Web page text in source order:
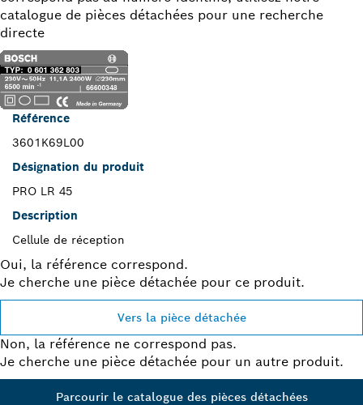
catalogue de pièces détachées pour une recherche
directe
Référence
3601K69L00
Désignation du produit
PRO LR 45
Description
Cellule de réception
Oui, la référence correspond.
Je cherche une pièce détachée pour ce produit.
Vers la pièce détachée
Non, la référence ne correspond pas.
Je cherche une pièce détachée pour un autre produit.
Parcourir le catalogue des pièces détachées